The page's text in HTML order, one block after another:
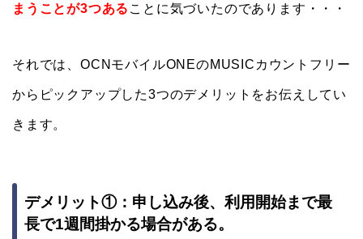
まうことが3つある ことに気づいたのであります・・・
それでは、OCNモバイルONEのMUSICカウントフリー
からピックアップした3つのデメリットをお伝えしてい
きます。
デメリット①：申し込み後、利用開始まで最
長で1週間掛かる場合がある。